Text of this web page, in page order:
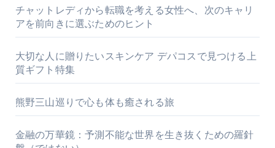
チャットレディから転職を考える女性へ、次のキャリ
アを前向きに選ぶためのヒント
大切な人に贈りたいスキンケア デパコスで見つける上
質ギフト特集
熊野三山巡りで心も体も癒される旅
金融の万華鏡：予測不能な世界を生き抜くための羅針